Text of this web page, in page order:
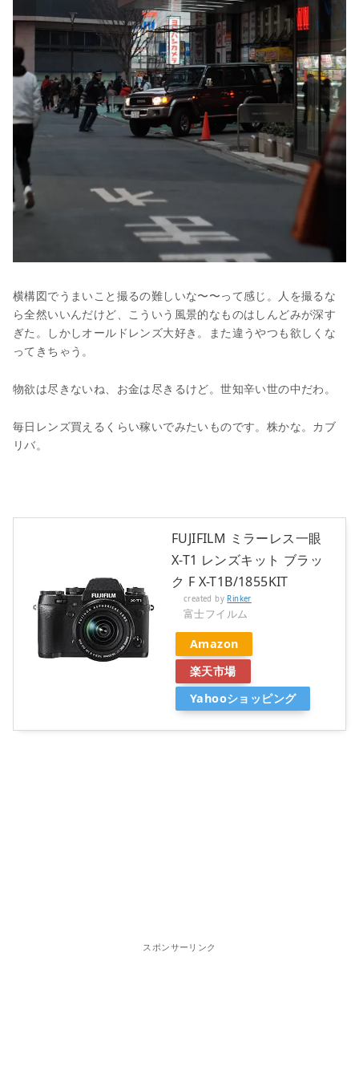
横構図でうまいこと撮るの難しいな〜〜って感じ。人を撮るな
ら全然いいんだけど、こういう風景的なものはしんどみが深す
ぎた。しかしオールドレンズ大好き。また違うやつも欲しくな
ってきちゃう。
物欲は尽きないね、お金は尽きるけど。世知辛い世の中だわ。
毎日レンズ買えるくらい稼いでみたいものです。株かな。カブ
リバ。
FUJIFILM ミラーレス一眼
X-T1 レンズキット ブラッ
ク F X-T1B/1855KIT
created by Rinker
富士フイルム
Amazon
楽天市場
Yahooショッピング
スポンサーリンク